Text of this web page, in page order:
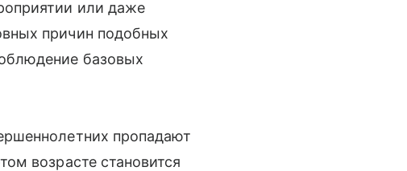
или даже
причин подобных
базовых
пропадают
возрасте становится